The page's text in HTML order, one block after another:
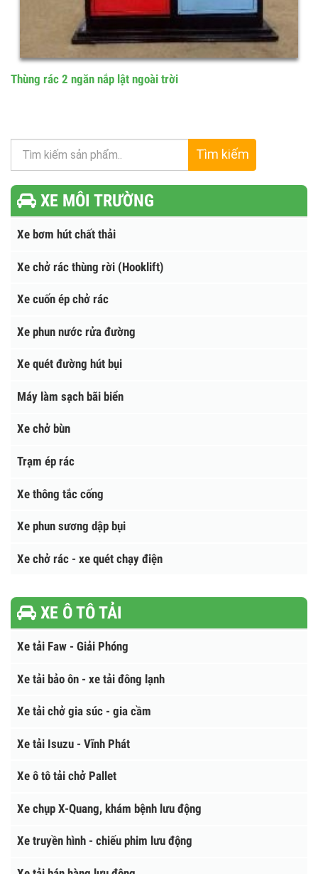
Xe phun nước rửa đường
Xe quét đường hút bụi
Máy làm sạch bãi biển
Xe chở bùn
Trạm ép rác
Xe thông tắc cống
Xe chở rác - xe quét chạy điện
XE Ô TÔ TẢI
Xe tải Faw - Giải Phóng
Xe tải bảo ôn - xe tải đông lạnh
Xe tải chở gia súc - gia cầm
Xe tải Isuzu - Vĩnh Phát
Xe ô tô tải chở Pallet